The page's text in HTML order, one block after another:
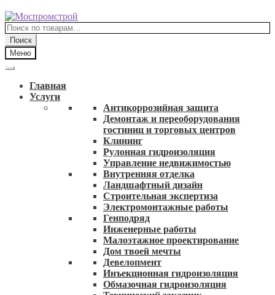
Перейти
к
навигации
Перейти
к
содержимому
Искать:
Поиск
Меню
Главная
Услуги
Антикоррозийная защита
Демонтаж и переоборудования
гостиниц и торговых центров
Клининг
Рулонная гидроизоляция
Управление недвижимостью
Внутренняя отделка
Ландшафтный дизайн
Строительная экспертиза
Электромонтажные работы
Генподряд
Инженерные работы
Малоэтажное проектирование
Дом твоей мечты
Девелопмент
Инъекционная гидроизоляция
Обмазочная гидроизоляция